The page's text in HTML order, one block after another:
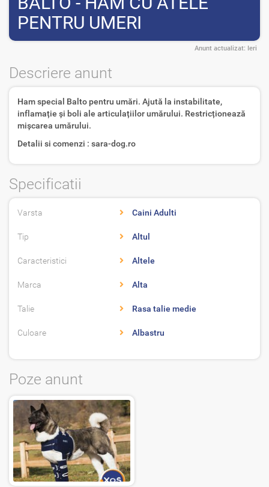
PENTRU UMERI
Anunt actualizat: Ieri
Descriere anunt
Ham special Balto pentru umări. Ajută la instabilitate,
inflamație și boli ale articulațiilor umărului. Restricționează
mișcarea umărului.
Detalii si comenzi : sara-dog.ro
Specificatii
Varsta Caini Adulti
Tip Altul
Caracteristici Altele
Marca Alta
Talie Rasa talie medie
Culoare Albastru
Poze anunt